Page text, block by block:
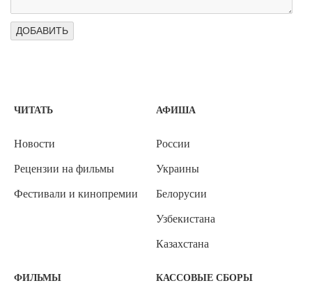
ЧИТАТЬ
Новости
Рецензии на фильмы
Фестивали и кинопремии
АФИША
России
Украины
Белорусии
Узбекистана
Казахстана
ФИЛЬМЫ КАССОВЫЕ СБОРЫ